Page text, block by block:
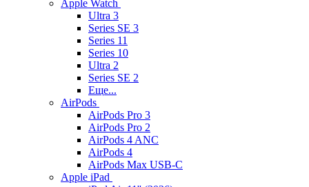
Apple Watch
Ultra 3
Series SE 3
Series 11
Series 10
Ultra 2
Series SE 2
Еще...
AirPods
AirPods Pro 3
AirPods Pro 2
AirPods 4 ANC
AirPods 4
AirPods Max USB-C
Apple iPad